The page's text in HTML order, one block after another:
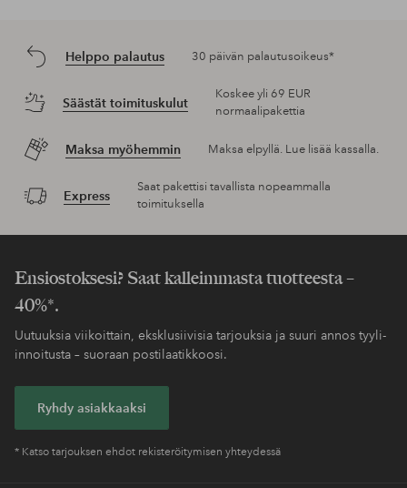
Helppo palautus 30 päivän palautusoikeus*
Säästät toimituskulut
Koskee yli 69 EUR
normaalipakettia
Maksa myöhemmin Maksa elpyllä. Lue lisää kassalla.
Express
Saat pakettisi tavallista nopeammalla
toimituksella
Ensiostoksesi? Saat kalleimmasta tuotteesta –
40%*.
Uutuuksia viikoittain, eksklusiivisia tarjouksia ja suuri annos tyyli-
innoitusta – suoraan postilaatikkoosi.
Ryhdy asiakkaaksi
* Katso tarjouksen ehdot rekisteröitymisen yhteydessä